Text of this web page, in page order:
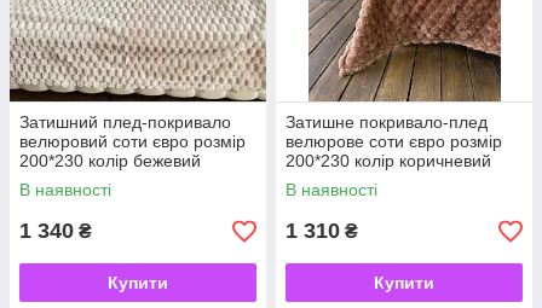
Затишний плед-покривало
велюровий соти євро розмір
200*230 колір бежевий
В наявності
1 340 ₴
Купити
Затишне покривало-плед
велюрове соти євро розмір
200*230 колір коричневий
В наявності
1 310 ₴
Купити